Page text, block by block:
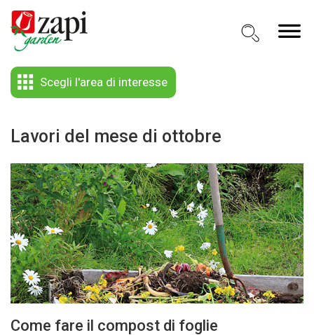
Scegli l'area di interesse
Lavori del mese di ottobre
Come fare il compost di foglie